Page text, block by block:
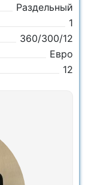
Раздельный
1
360/300/12
Евро
12